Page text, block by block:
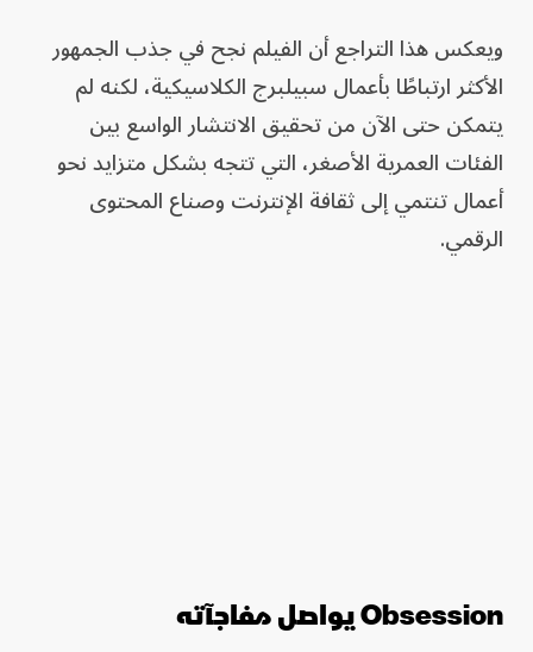
ويعكس هذا التراجع أن الفيلم نجح في جذب الجمهور
الأكثر ارتباطًا بأعمال سبيلبرج الكلاسيكية، لكنه لم
يتمكن حتى الآن من تحقيق الانتشار الواسع بين
الفئات العمرية الأصغر، التي تتجه بشكل متزايد نحو
أعمال تنتمي إلى ثقافة الإنترنت وصناع المحتوى
الرقمي.
Obsession يواصل مفاجآته